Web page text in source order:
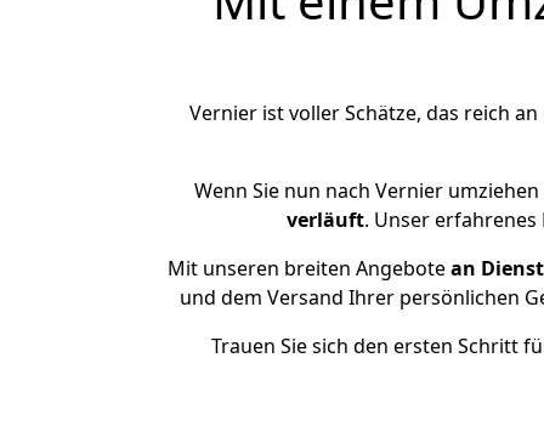
Vernier ist voller Schätze, das reich
Wenn Sie nun nach Vernier
verläuft. Unser
Mit unseren breiten Angebotean
und dem Versand Ihrer persönlichen
Trauen Sie sich den ersten Schritt